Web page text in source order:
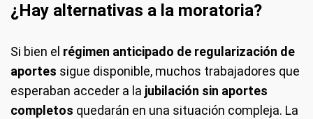
¿Hay alternativas a la moratoria?
Si bien el régimen anticipado de regularización de
aportes sigue disponible, muchos trabajadores que
esperaban acceder a la jubilación sin aportes
completos quedarán en una situación compleja. La